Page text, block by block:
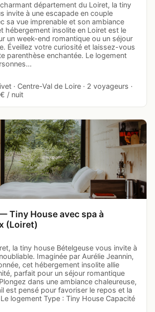
département du Loiret, la tiny
invite à une escapade en couple
sa vue imprenable et son ambiance
hébergement insolite en Loiret est le
un week-end romantique ou un séjour
Éveillez votre curiosité et laissez-vous
parenthèse enchantée. Le logement
· Centre-Val de Loire · 2 voyageurs ·
/ nuit
Tiny House avec spa à
(Loiret)
la tiny house Bételgeuse vous invite à
Imaginée par Aurélie Jeannin,
cet hébergement insolite allie
parfait pour un séjour romantique
dans une ambiance chaleureuse,
est pensé pour favoriser le repos et la
logement Type : Tiny House Capacité